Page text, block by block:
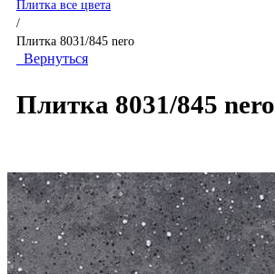
Плитка все цвета
/
Плитка 8031/845 nero
Вернуться
Плитка 8031/845 nero